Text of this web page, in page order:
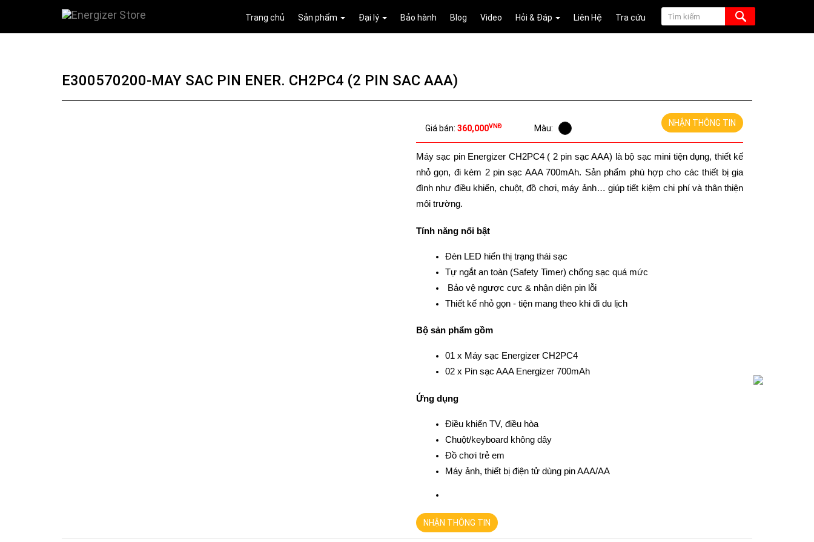
Trang chủ Sản phẩm Đại lý Bảo hành Blog Video Hỏi & Đáp Liên Hệ Tra cứu
E300570200-MAY SAC PIN ENER. CH2PC4 (2 PIN SAC AAA)
Giá bán: 360,000VNĐ Màu:
NHẬN THÔNG TIN
Máy sạc pin Energizer CH2PC4 ( 2 pin sạc AAA) là bộ sạc mini tiện dụng, thiết kế
nhỏ gọn, đi kèm 2 pin sạc AAA 700mAh. Sản phẩm phù hợp cho các thiết bị gia
đình như điều khiển, chuột, đồ chơi, máy ảnh… giúp tiết kiệm chi phí và thân thiện
môi trường.
Tính năng nổi bật
Đèn LED hiển thị trạng thái sạc
Tự ngắt an toàn (Safety Timer) chống sạc quá mức
Bảo vệ ngược cực & nhận diện pin lỗi
Thiết kế nhỏ gọn - tiện mang theo khi đi du lịch
Bộ sản phẩm gồm
01 x Máy sạc Energizer CH2PC4
02 x Pin sạc AAA Energizer 700mAh
Ứng dụng
Điều khiển TV, điều hòa
Chuột/keyboard không dây
Đồ chơi trẻ em
Máy ảnh, thiết bị điện tử dùng pin AAA/AA
NHẬN THÔNG TIN